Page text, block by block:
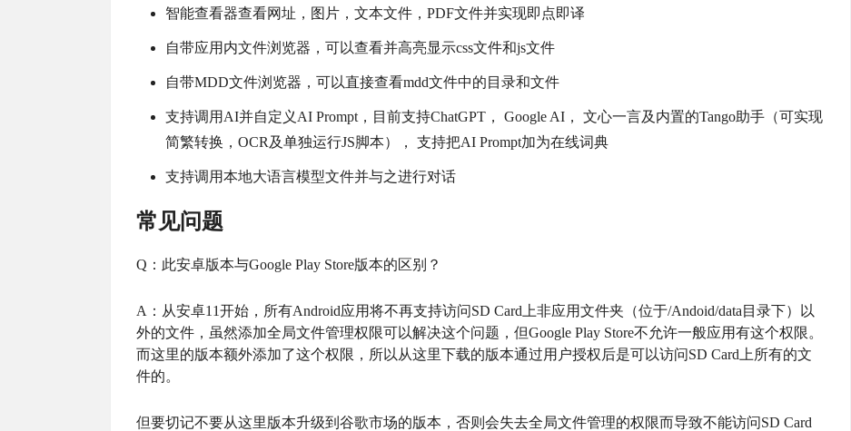
智能查看器查看网址，图片，文本文件，PDF文件并实现即点即译
自带应用内文件浏览器，可以查看并高亮显示css文件和js文件
自带MDD文件浏览器，可以直接查看mdd文件中的目录和文件
支持调用AI并自定义AI Prompt，目前支持ChatGPT， Google AI， 文心一言及内置的Tango助手（可实现
简繁转换，OCR及单独运行JS脚本）， 支持把AI Prompt加为在线词典
支持调用本地大语言模型文件并与之进行对话
常见问题
Q：此安卓版本与Google Play Store版本的区别？
A：从安卓11开始，所有Android应用将不再支持访问SD Card上非应用文件夹（位于/Andoid/data目录下）以
外的文件，虽然添加全局文件管理权限可以解决这个问题，但Google Play Store不允许一般应用有这个权限。
而这里的版本额外添加了这个权限，所以从这里下载的版本通过用户授权后是可以访问SD Card上所有的文
件的。
但要切记不要从这里版本升级到谷歌市场的版本，否则会失去全局文件管理的权限而导致不能访问SD Card